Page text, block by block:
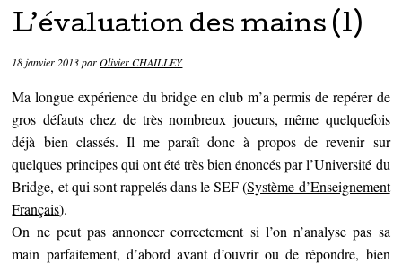
Passer directement au contenu
L’évaluation des mains (1)
18 janvier 2013parOlivier CHAILLEY
Ma longue expérience du bridge en club m’a permis de repérer de
gros défauts chez de très nombreux joueurs, même quelquefois
déjà bien classés. Il me paraît donc à propos de revenir sur
quelques principes qui ont été très bien énoncés par l’Université du
Bridge, et qui sont rappelés dans le SEF (Système d’Enseignement
Français).
On ne peut pas annoncer correctement si l’on n’analyse pas sa
main parfaitement, d’abord avant d’ouvrir ou de répondre, bien